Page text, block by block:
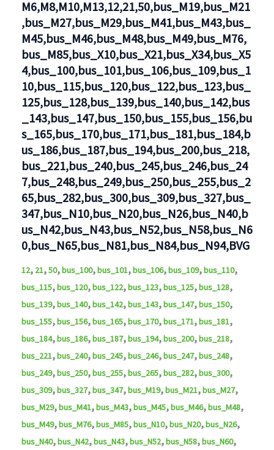
M6,M8,M10,M13,12,21,50,bus_M19,bus_M21
,bus_M27,bus_M29,bus_M41,bus_M43,bus_
M45,bus_M46,bus_M48,bus_M49,bus_M76,
bus_M85,bus_X10,bus_X21,bus_X34,bus_X5
4,bus_100,bus_101,bus_106,bus_109,bus_1
10,bus_115,bus_120,bus_122,bus_123,bus_
125,bus_128,bus_139,bus_140,bus_142,bus
_143,bus_147,bus_150,bus_155,bus_156,bu
s_165,bus_170,bus_171,bus_181,bus_184,b
us_186,bus_187,bus_194,bus_200,bus_218,
bus_221,bus_240,bus_245,bus_246,bus_24
7,bus_248,bus_249,bus_250,bus_255,bus_2
65,bus_282,bus_300,bus_309,bus_327,bus_
347,bus_N10,bus_N20,bus_N26,bus_N40,b
us_N42,bus_N43,bus_N52,bus_N58,bus_N6
0,bus_N65,bus_N81,bus_N84,bus_N94,BVG
12, 21,50,bus_100,bus_101,bus_106,bus_109,bus_110,
bus_115,bus_120,bus_122,bus_123,bus_125,bus_128,
bus_139,bus_140,bus_142,bus_143,bus_147,bus_150,
bus_155,bus_156,bus_165,bus_170,bus_171,bus_181,
bus_184,bus_186,bus_187,bus_194,bus_200,bus_218,
bus_221,bus_240,bus_245,bus_246,bus_247,bus_248,
bus_249,bus_250,bus_255,bus_265,bus_282,bus_300,
bus_309,bus_327,bus_347,bus_M19,bus_M21,bus_M27,
bus_M29,bus_M41,bus_M43,bus_M45,bus_M46,bus_M48,
bus_M49,bus_M76,bus_M85,bus_N10,bus_N20,bus_N26,
bus_N40,bus_N42,bus_N43,bus_N52,bus_N58,bus_N60,